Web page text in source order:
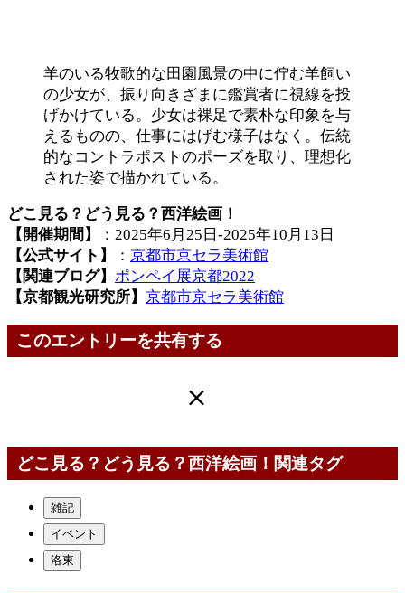
羊のいる牧歌的な田園風景の中に佇む羊飼い
の少女が、振り向きざまに鑑賞者に視線を投
げかけている。少女は裸足で素朴な印象を与
えるものの、仕事にはげむ様子はなく。伝統
的なコントラポストのポーズを取り、理想化
された姿で描かれている。
どこ見る？どう見る？西洋絵画！
【開催期間】
：2025年6月25日-2025年10月13日
【公式サイト】
： 京都市京セラ美術館
【関連ブログ】 ポンペイ展京都2022
【京都観光研究所】 京都市京セラ美術館
このエントリーを共有する
どこ見る？どう見る？西洋絵画！関連タグ
雑記
イベント
洛東